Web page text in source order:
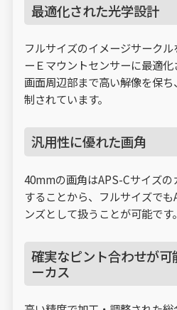
最適化された光学設計
フルサイズのイメージサーク
ーＥマウントセンサーに最適化
画面周辺部まで高い解像を保
制されています。
汎用性に優れた画角
40mmの画角はAPS-Cサイズ
することから、フルサイズで
ンズとして扱うことが可能です。
確実なピント合わせが
ーカス